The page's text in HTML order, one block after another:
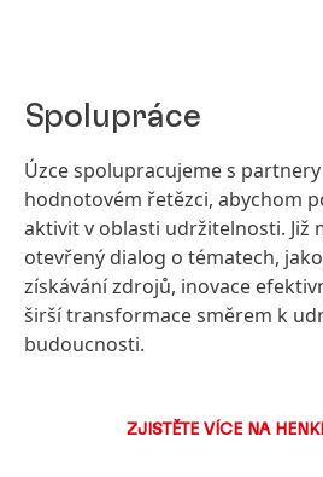
Spolupráce
Úzce spolupracujeme s
hodnotovém řetězci, abychom
aktivit v oblasti udržitelnosti. Již
otevřený dialog o tématech,
získávání zdrojů, inovace
širší transformace směrem k
budoucnosti.
ZJISTĚTE VÍCE NA